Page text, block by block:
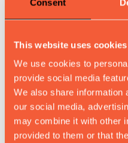
Consent
This website uses cookies
We use cookies to
provide social media
We also share information
our social media,
may combine it with other
provided to them or that